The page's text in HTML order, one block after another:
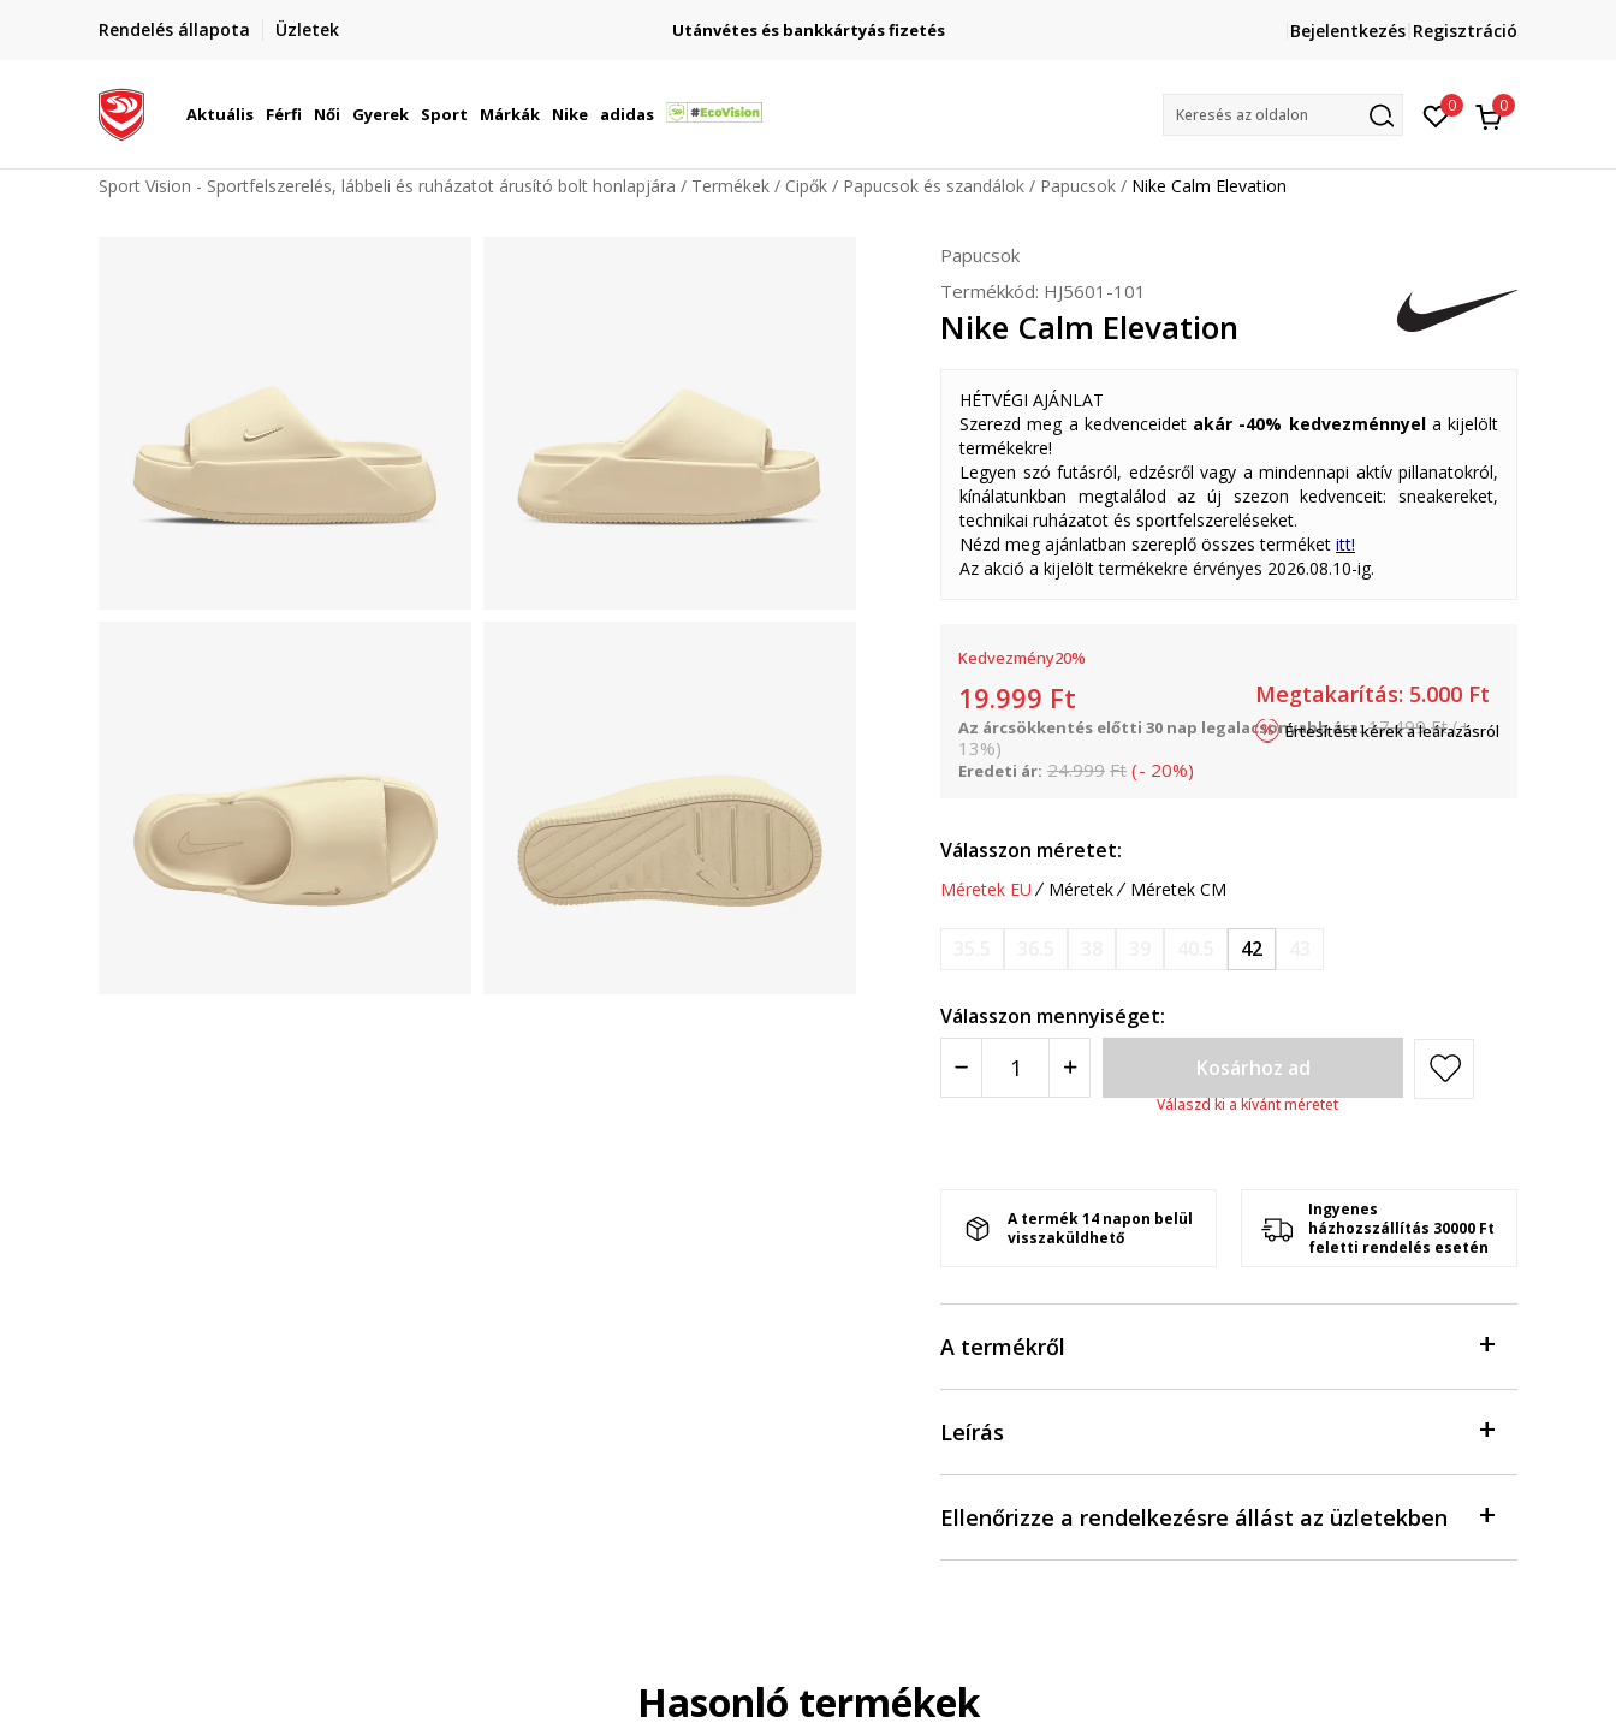
Rendelés állapota Üzletek
Szállítás Magyarország területén Utánvétes és bankkártyás fizetés
Lépj velünk kapcsolatba
online@sport-vision.huBejelentkezés Regisztráció
Aktuális Férfi Női Gyerek Sport Márkák Nike adidas Keresés az oldalon 0 0
Sport Vision - Sportfelszerelés, lábbeli és ruházatot árusító bolt honlapjára Termékek Cipők Papucsok és szandálok Papucsok Nike Calm Elevation
Papucsok
Termékkód: HJ5601-101
Nike Calm Elevation
HÉTVÉGI AJÁNLAT
Szerezd meg a kedvenceidet akár -40% kedvezménnyel a kijelölt
termékekre!
Legyen szó futásról, edzésről vagy a mindennapi aktív pillanatokról,
kínálatunkban megtalálod az új szezon kedvenceit: sneakereket,
technikai ruházatot és sportfelszereléseket.
Nézd meg ajánlatban szereplő összes terméket itt!
Az akció a kijelölt termékekre érvényes 2026.08.10-ig.
Kedvezmény20%
19.999 Ft
Az árcsökkentés előtti 30 nap legalacsonyabb ára: 17.499 Ft (+
13%)
Eredeti ár: 24.999 Ft (- 20%)
Megtakarítás: 5.000 Ft
Értesítést kérek a leárazásról
Válasszon méretet:
Méretek EU Méretek Méretek CM
42
Válasszon mennyiséget:
Kosárhoz ad
Válaszd ki a kívánt méretet
A termék 14 napon belül
visszaküldhető
Ingyenes
házhozszállítás 30000 Ft
feletti rendelés esetén
A termékről
Leírás
Ellenőrizze a rendelkezésre állást az üzletekben
Hasonló termékek